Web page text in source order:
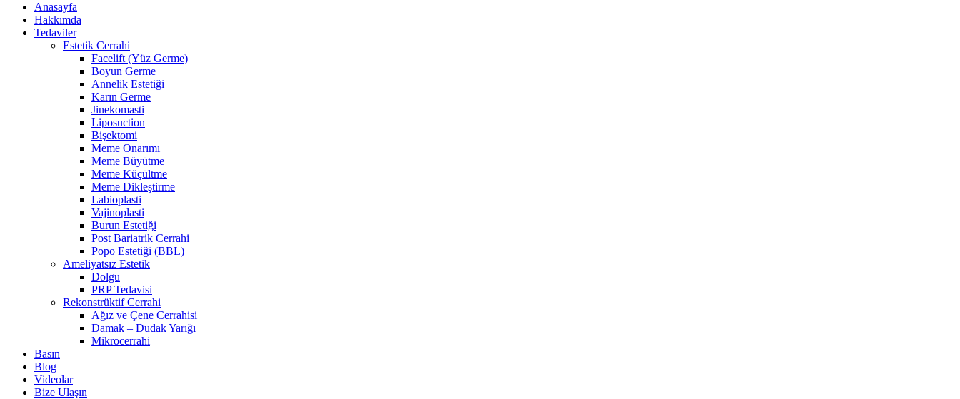
Anasayfa
Hakkımda
Tedaviler
Estetik Cerrahi
Facelift (Yüz Germe)
Boyun Germe
Annelik Estetiği
Karın Germe
Jinekomasti
Liposuction
Bişektomi
Meme Onarımı
Meme Büyütme
Meme Küçültme
Meme Dikleştirme
Labioplasti
Vajinoplasti
Burun Estetiği
Post Bariatrik Cerrahi
Popo Estetiği (BBL)
Ameliyatsız Estetik
Dolgu
PRP Tedavisi
Rekonstrüktif Cerrahi
Ağız ve Çene Cerrahisi
Damak – Dudak Yarığı
Mikrocerrahi
Basın
Blog
Videolar
Bize Ulaşın